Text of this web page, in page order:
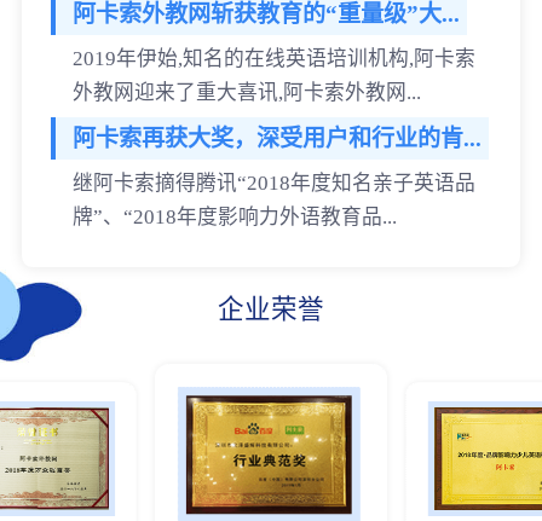
阿卡索外教网斩获教育的“重量级”大...
2019年伊始,知名的在线英语培训机构,阿卡索
外教网迎来了重大喜讯,阿卡索外教网...
阿卡索再获大奖，深受用户和行业的肯...
继阿卡索摘得腾讯“2018年度知名亲子英语品
牌”、“2018年度影响力外语教育品...
企业荣誉